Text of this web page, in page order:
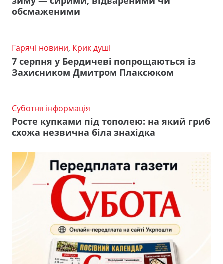
обсмаженими
Гарячі новини, Крик душі
7 серпня у Бердичеві попрощаються із
Захисником Дмитром Плаксюком
Суботня інформація
Росте купками під тополею: на який гриб
схожа незвична біла знахідка